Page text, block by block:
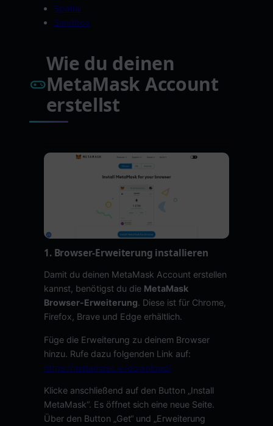
Spatial
Sandbox
Wie du deinen
MetaMask Account
erstellst
1. Browser-Erweiterung installieren
Damit du deinen MetaMask Account erstellen
kannst, benötigst du die MetaMask
Browser-Erweiterung. Diese ist für Chrome,
Firefox, Brave und Edge erhältlich.
Füge die Erweiterung zu deinem Browser
hinzu. Rufe dazu folgenden Link auf:
https://metamask.io/download/
Klicke anschließend auf den Button „Install
MetaMask“. Es öffnet sich eine neue Seite.
Über den Button „Get“ und „Erweiterung